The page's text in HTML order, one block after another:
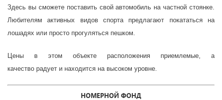
Здесь вы сможете поставить свой автомобиль на частной стоянке.
Любителям активных видов спорта предлагают покататься на
лошадях или просто прогуляться пешком.
Цены в этом объекте расположения приемлемые, а
качество радует и находится на высоком уровне.
НОМЕРНОЙ ФОНД